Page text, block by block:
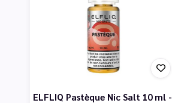
ELFLIQ Pastèque Nic Salt 10 ml -